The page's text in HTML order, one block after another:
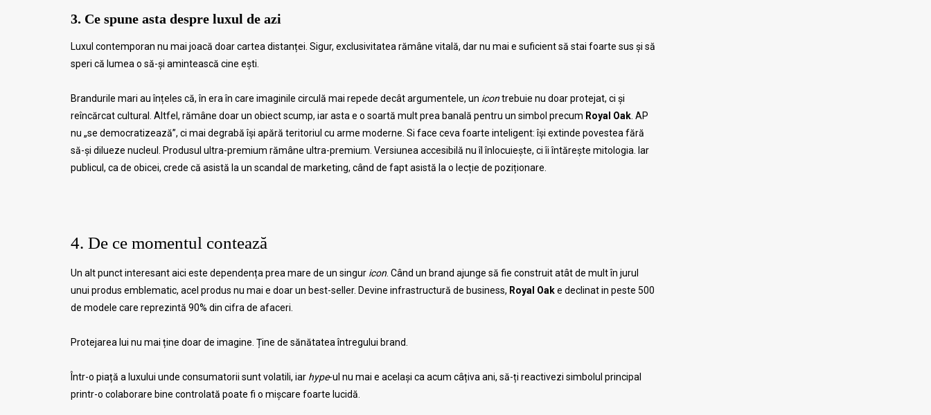
3. Ce spune asta despre luxul de azi
Luxul contemporan nu mai joacă doar cartea distanței. Sigur, exclusivitatea rămâne vitală, dar nu mai e suficient să stai foarte sus și să
speri că lumea o să-și amintească cine ești.
Brandurile mari au înțeles că, în era în care imaginile circulă mai repede decât argumentele, un icontrebuie nu doar protejat, ci și
reîncărcat cultural. Altfel, rămâne doar un obiect scump, iar asta e o soartă mult prea banală pentru un simbol precum Royal Oak . AP
nu „se democratizează”, ci mai degrabă își apără teritoriul cu arme moderne. Si face ceva foarte inteligent: își extinde povestea fără
să-și dilueze nucleul. Produsul ultra-premium rămâne ultra-premium. Versiunea accesibilă nu îl înlocuiește, ci îi întărește mitologia. Iar
publicul, ca de obicei, crede că asistă la un scandal de marketing, când de fapt asistă la o lecție de poziționare.
4. De ce momentul contează
Un alt punct interesant aici este dependența prea mare de un singur icon . Când un brand ajunge să fie construit atât de mult în jurul
unui produs emblematic, acel produs nu mai e doar un best-seller. Devine infrastructură de business, Royal Oake declinat in peste 500
de modele care reprezintă 90% din cifra de afaceri.
Protejarea lui nu mai ține doar de imagine. Ține de sănătatea întregului brand.
Într-o piață a luxului unde consumatorii sunt volatili, iar hype-ul nu mai e același ca acum câțiva ani, să-ți reactivezi simbolul principal
printr-o colaborare bine controlată poate fi o mișcare foarte lucidă.